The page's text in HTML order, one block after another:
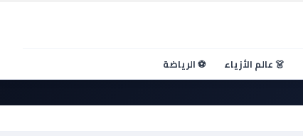
👗 عالم الأزياء ⚽ الرياضة